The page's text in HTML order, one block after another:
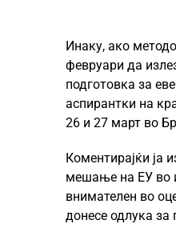
Инаку, ако
февруари да
подготовка за
аспирантки на
26 и 27 март во
Коментирајќи ја
мешање на ЕУ во
внимателен во
донесе одлука за